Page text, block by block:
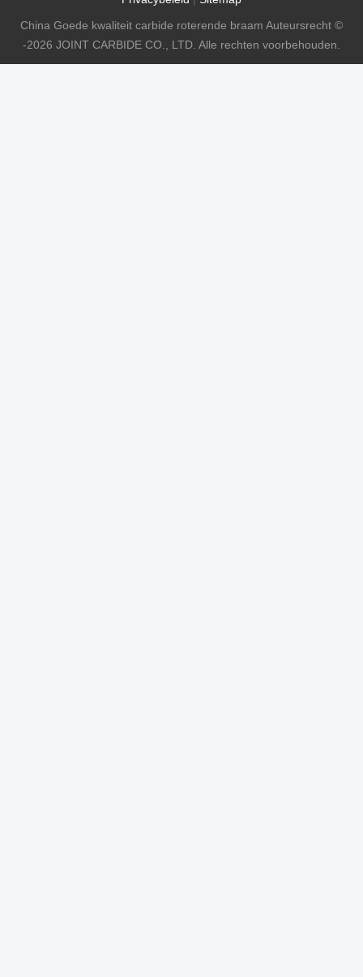
China Goede kwaliteit carbide roterende braam Auteursrecht ©
-2026 JOINT CARBIDE CO., LTD. Alle rechten voorbehouden.